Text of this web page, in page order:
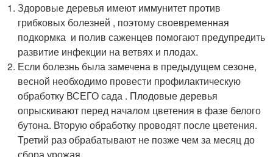
Здоровые деревья имеют иммунитет против
грибковых болезней , поэтому своевременная
подкормка и полив саженцев помогают предупредить
развитие инфекции на ветвях и плодах.
Если болезнь была замечена в предыдущем сезоне,
весной необходимо провести профилактическую
обработку ВСЕГО сада . Плодовые деревья
опрыскивают перед началом цветения в фазе белого
бутона. Вторую обработку проводят после цветения.
Третий раз обрабатывают не позже чем за месяц до